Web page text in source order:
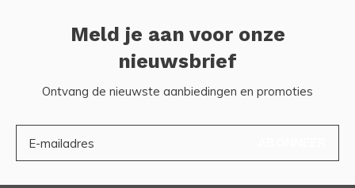
Meld je aan voor onze
nieuwsbrief
Ontvang de nieuwste aanbiedingen en promoties